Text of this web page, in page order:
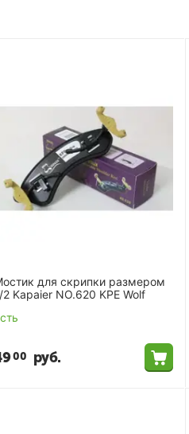
для скрипки размером
2 Kapaier NO.620 KPE Wolf
00 руб.